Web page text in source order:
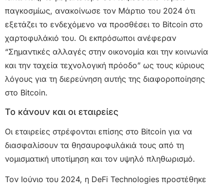
παγκοσμίως, ανακοίνωσε τον Μάρτιο του 2024 ότι
εξετάζει το ενδεχόμενο να προσθέσει το Bitcoin στο
χαρτοφυλάκιό του. Οι εκπρόσωποι ανέφεραν
“Σημαντικές αλλαγές στην οικονομία και την κοινωνία
και την ταχεία τεχνολογική πρόοδο” ως τους κύριους
λόγους για τη διερεύνηση αυτής της διαφοροποίησης
στο Bitcoin.
Το κάνουν και οι εταιρείες
Οι εταιρείες στρέφονται επίσης στο Bitcoin για να
διασφαλίσουν τα θησαυροφυλάκιά τους από τη
νομισματική υποτίμηση και τον υψηλό πληθωρισμό.
Τον Ιούνιο του 2024, η DeFi Technologies προστέθηκε